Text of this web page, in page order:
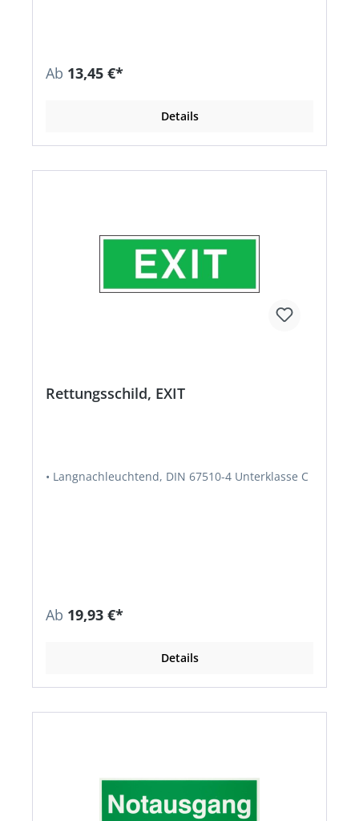
Ab 13,45 €*
Details
Rettungsschild, EXIT
• Langnachleuchtend, DIN 67510-4 Unterklasse C
Ab 19,93 €*
Details